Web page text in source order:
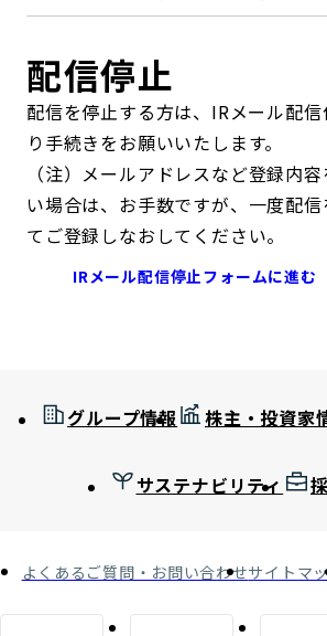
配信停止
配信を停止する方は、IRメール配
り手続きをお願いいたします。
（注）メールアドレスなど登録内
い場合は、お手数ですが、一度配
てご登録しなおしてください。
IRメール配信停止フォームに進む
グループ情報 株主・投資家
サステナビリティ
よくあるご質問・お問い合わせサイトマ